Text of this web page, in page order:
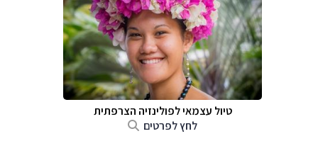
טיול עצמאי לפולינזיה הצרפתית
לחץ לפרטים